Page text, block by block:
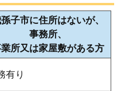
子市に住所はないが、
事務所、
所又は家屋敷がある方
有り